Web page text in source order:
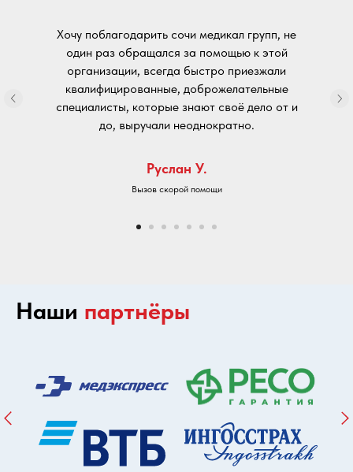
Хочу поблагодарить сочи медикал групп, не
один раз обращался за помощью к этой
организации, всегда быстро приезжали
квалифицированные, доброжелательные
специалисты, которые знают своё дело от и
до, выручали неоднократно.
Руслан У.
Вызов скорой помощи
Наши партнёры